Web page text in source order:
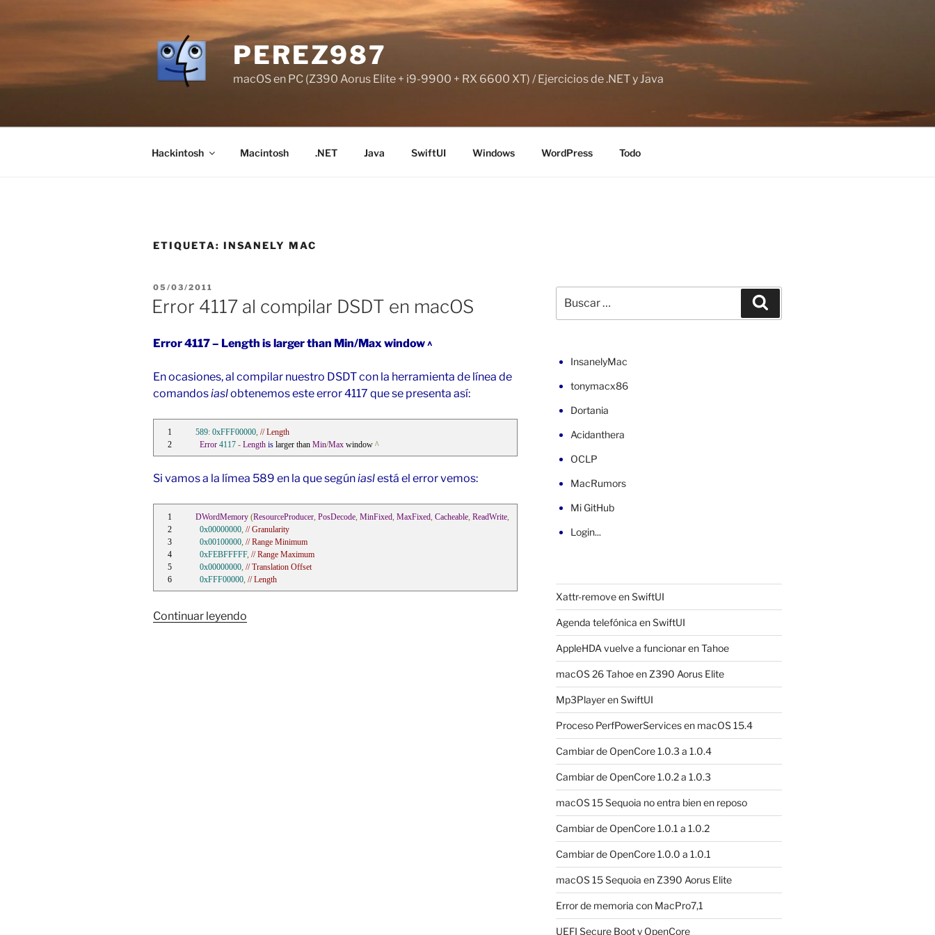
PEREZ987
macOS en PC (Z390 Aorus Elite + i9-9900 + RX 6600 XT) / Ejercicios de .NET y Java
Hackintosh Macintosh .NET Java SwiftUI Windows WordPress Todo
ETIQUETA: INSANELY MAC
PUBLICADO
EL
05/03/2011
Error 4117 al compilar DSDT en macOS
Error 4117 – Length is larger than Min/Max window ^
En ocasiones, al compilar nuestro DSDT con la herramienta de línea de
comandosiaslobtenemos este error 4117 que se presenta así:
589: 0xFFF00000 // Length
Error 4117 - Length is larger than Min/Max window ^
Si vamos a la límea 589 en la que segúniaslestá el error vemos:
DWordMemory (ResourceProducer PosDecode MinFixed MaxFixed Cacheable ReadWrite
0x00000000 // Granularity
0x00100000 // Range Minimum
0xFEBFFFFF, // Range Maximum
0x00000000 // Translation Offset
0xFFF00000 // Length
Continuar leyendo
por:
InsanelyMac
tonymacx86
Dortania
Acidanthera
OCLP
MacRumors
Mi GitHub
Login...
Xattr-remove en SwiftUI
Agenda telefónica en SwiftUI
AppleHDA vuelve a funcionar en Tahoe
macOS 26 Tahoe en Z390 Aorus Elite
Mp3Player en SwiftUI
Proceso PerfPowerServices en macOS 15.4
Cambiar de OpenCore 1.0.3 a 1.0.4
Cambiar de OpenCore 1.0.2 a 1.0.3
macOS 15 Sequoia no entra bien en reposo
Cambiar de OpenCore 1.0.1 a 1.0.2
Cambiar de OpenCore 1.0.0 a 1.0.1
macOS 15 Sequoia en Z390 Aorus Elite
Error de memoria con MacPro7,1
UEFI Secure Boot y OpenCore